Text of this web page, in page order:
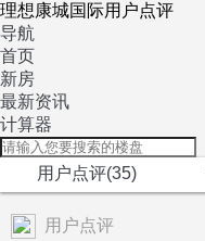
理想康城国际用户点评
导航
首页
新房
最新资讯
计算器
用户点评(35)
用户点评